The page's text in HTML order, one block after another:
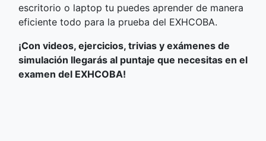
escritorio o laptop tu puedes aprender de manera
eficiente todo para la prueba del EXHCOBA.
¡Con videos, ejercicios, trivias y exámenes de
simulación llegarás al puntaje que necesitas en el
examen del EXHCOBA!